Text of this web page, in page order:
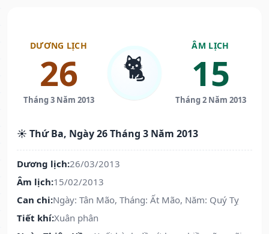
DƯƠNG LỊCH
26
Tháng 3 Năm 2013
🐈
ÂM LỊCH
15
Tháng 2 Năm 2013
☀️ Thứ Ba, Ngày 26 Tháng 3 Năm 2013
Dương lịch:26/03/2013
Âm lịch:15/02/2013
Can chi:Ngày: Tân Mão, Tháng: Ất Mão, Năm: Quý Tỵ
Tiết khí:Xuân phân